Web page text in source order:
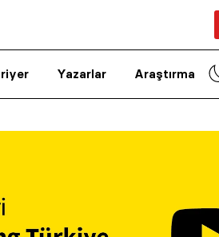
Yazarlar Araştırma